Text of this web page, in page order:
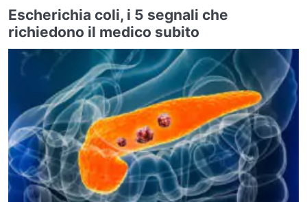
Escherichia coli, i 5 segnali che
richiedono il medico subito